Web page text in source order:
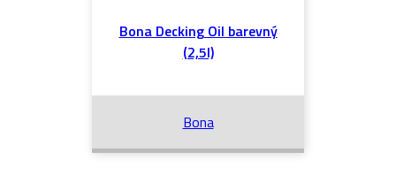
Bona Decking Oil barevný
(2,5l)
Bona